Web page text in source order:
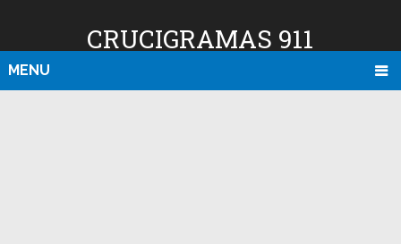
CRUCIGRAMAS 911
MENU